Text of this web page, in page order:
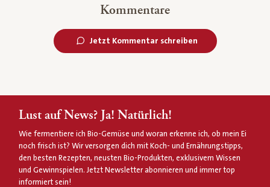
Kommentare
Jetzt Kommentar schreiben
Lust auf News? Ja! Natürlich!
Wie fermentiere ich Bio-Gemüse und woran erkenne ich, ob mein Ei
noch frisch ist? Wir versorgen dich mit Koch- und Ernährungstipps,
den besten Rezepten, neusten Bio-Produkten, exklusivem Wissen
und Gewinnspielen. Jetzt Newsletter abonnieren und immer top
informiert sein!